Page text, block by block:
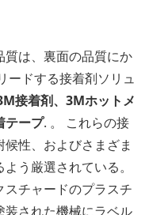
は、裏面の品質にか
ードする接着剤ソリュ
接着剤、3Mホットメ
テープ. 。 これらの接
性、およびさまざま
う厳選されている。
チャードのプラスチ
装された機械にラベル